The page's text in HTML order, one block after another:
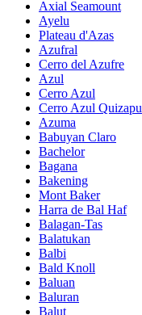
Axial Seamount
Ayelu
Plateau d'Azas
Azufral
Cerro del Azufre
Azul
Cerro Azul
Cerro Azul Quizapu
Azuma
Babuyan Claro
Bachelor
Bagana
Bakening
Mont Baker
Harra de Bal Haf
Balagan-Tas
Balatukan
Balbi
Bald Knoll
Baluan
Baluran
Balut